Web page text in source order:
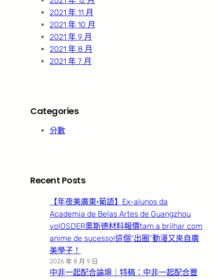
2021 年 11 月
2021 年 10 月
2021 年 9 月
2021 年 8 月
2021 年 7 月
Categories
分數
Recent Posts
【年夜美廣東·葡語】Ex-alunos da
Academia de Belas Artes de Guangzhou
volOSDER奧斯德材料報價tam a brilhar com
anime de sucesso!這個“出圈”動漫又來自廣
美學子！
2026 年 8 月 9 日
中非一起配合論壇｜特稿：中非一起配合豐